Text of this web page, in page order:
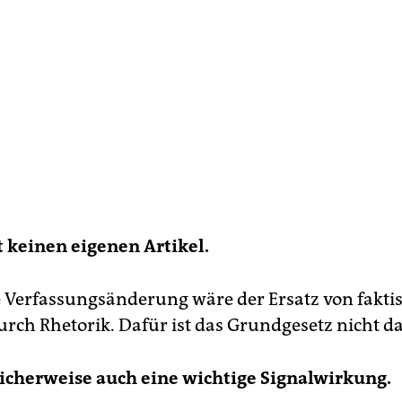
keinen eigenen Artikel.
Verfassungsänderung wäre der Ersatz von
Rhetorik. Dafür ist das Grundgesetz nicht
auch eine wichtige Signalwirkung.